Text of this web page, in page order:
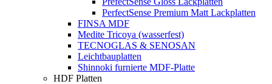
PerfectSense Premium Matt Lackplatten
FINSA MDF
Medite Tricoya (wasserfest)
TECNOGLAS & SENOSAN
Leichtbauplatten
Shinnoki furnierte MDF-Platte
HDF Platten